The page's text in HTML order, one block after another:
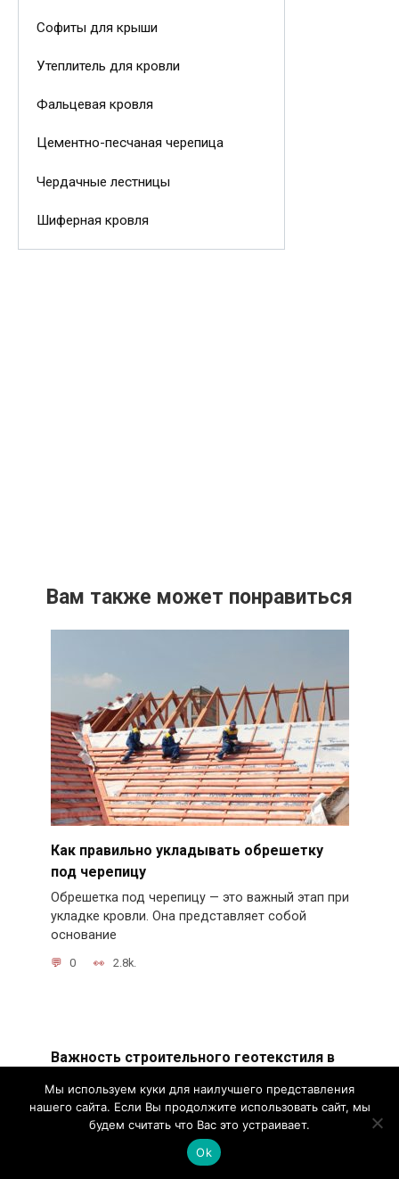
Софиты для крыши
Утеплитель для кровли
Фальцевая кровля
Цементно-песчаная черепица
Чердачные лестницы
Шиферная кровля
Вам также может понравиться
Как правильно укладывать обрешетку
под черепицу
Обрешетка под черепицу — это важный этап при
укладке кровли. Она представляет собой
основание
0 2.8k.
Важность строительного геотекстиля в
Строительный геотекстиль — это материал,
который используется во многих строительных
Мы используем куки для наилучшего представления
нашего сайта. Если Вы продолжите использовать сайт, мы
будем считать что Вас это устраивает.
Ok